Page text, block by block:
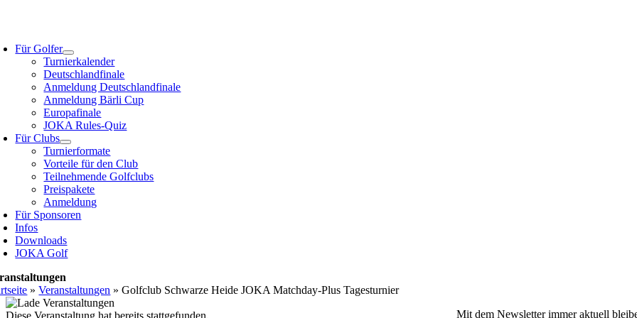
Für Golfer
Turnierkalender
Deutschlandfinale
Anmeldung Deutschlandfinale
Anmeldung Bärli Cup
Europafinale
JOKA Rules-Quiz
Für Clubs
Turnierformate
Vorteile für den Club
Teilnehmende Golfclubs
Preispakete
Anmeldung
Für Sponsoren
Infos
Downloads
JOKA Golf
»Veranstaltungen »Golfclub Schwarze Heide JOKA Matchday-Plus Tagesturnier
Diese Veranstaltung hat bereits stattgefunden.
Mit dem Newsletter immer aktuell